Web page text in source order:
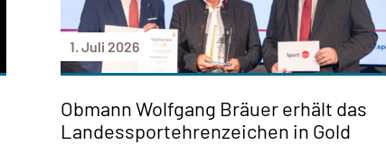
1. Juli 2026
Obmann Wolfgang Bräuer erhält das
Landessportehrenzeichen in Gold